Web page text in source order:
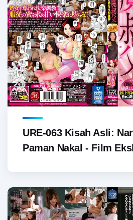
URE-063 Kisah Asli:
Paman Nakal - Film